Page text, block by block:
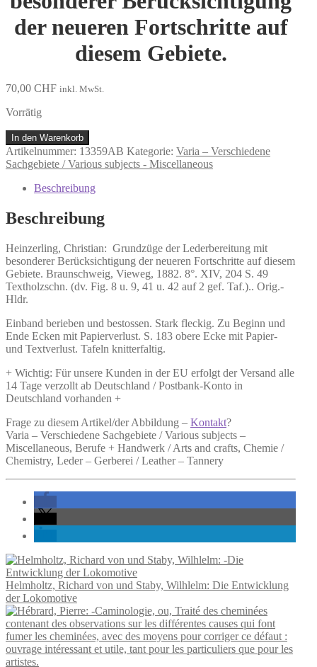
der neueren Fortschritte auf
diesem Gebiete.
70,00 CHF inkl. MwSt.
Vorrätig
Heinzerling,
Christian:
Grundzüge
Lederbereitung
besonderer
Berücksichtigung
neueren
Fortschritte
auf
diesem
Gebiete.
In den Warenkorb
Artikelnummer: 13359AB Kategorie: Varia – Verschiedene
Sachgebiete / Various subjects - Miscellaneous
Beschreibung
Beschreibung
Heinzerling, Christian: Grundzüge der Lederbereitung mit
besonderer Berücksichtigung der neueren Fortschritte auf diesem
Gebiete. Braunschweig, Vieweg, 1882. 8°. XIV, 204 S. 49
Textholzschn. (dv. Fig. 8 u. 9, 41 u. 42 auf 2 gef. Taf.).. Orig.-
Hldr.
Einband berieben und bestossen. Stark fleckig. Zu Beginn und
Ende Ecken mit Papierverlust. S. 183 obere Ecke mit Papier-
und Textverlust. Tafeln knitterfaltig.
+ Wichtig: Für unsere Kunden in der EU erfolgt der Versand alle
14 Tage verzollt ab Deutschland / Postbank-Konto in
Deutschland vorhanden +
Frage zu diesem Artikel/der Abbildung – Kontakt?
Varia – Verschiedene Sachgebiete / Various subjects –
Miscellaneous, Berufe + Handwerk / Arts and crafts, Chemie /
Chemistry, Leder – Gerberei / Leather – Tannery
Helmholtz, Richard von und Staby, Wilhlelm: Die Entwicklung
der Lokomotive